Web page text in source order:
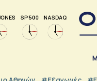
SP 500 NASDAQ